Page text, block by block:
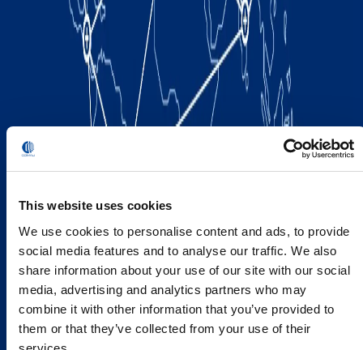
This website uses cookies
We use cookies to personalise content and ads, to provide
social media features and to analyse our traffic. We also
share information about your use of our site with our social
media, advertising and analytics partners who may
combine it with other information that you’ve provided to
them or that they’ve collected from your use of their